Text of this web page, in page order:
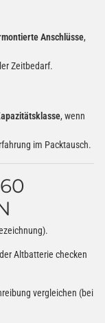
Anschlüsse,
Zeitbedarf.
, wenn
im Packtausch.
Altbatterie checken
vergleichen (bei